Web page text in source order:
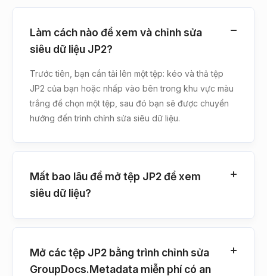
Làm cách nào để xem và chỉnh sửa
siêu dữ liệu JP2?
Trước tiên, bạn cần tải lên một tệp: kéo và thả tệp
JP2 của bạn hoặc nhấp vào bên trong khu vực màu
trắng để chọn một tệp, sau đó bạn sẽ được chuyển
hướng đến trình chỉnh sửa siêu dữ liệu.
Mất bao lâu để mở tệp JP2 để xem
siêu dữ liệu?
Mở các tệp JP2 bằng trình chỉnh sửa
GroupDocs.Metadata miễn phí có an